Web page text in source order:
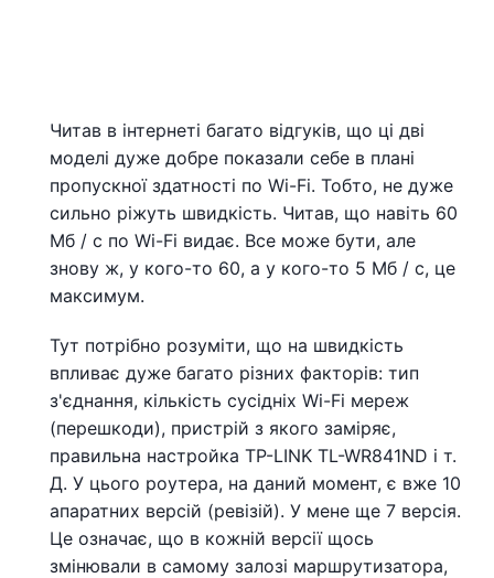
Читав в інтернеті багато відгуків, що ці дві
моделі дуже добре показали себе в плані
пропускної здатності по Wi-Fi. Тобто, не дуже
сильно ріжуть швидкість. Читав, що навіть 60
Мб / с по Wi-Fi видає. Все може бути, але
знову ж, у кого-то 60, а у кого-то 5 Мб / с, це
максимум.
Тут потрібно розуміти, що на швидкість
впливає дуже багато різних факторів: тип
з'єднання, кількість сусідніх Wi-Fi мереж
(перешкоди), пристрій з якого заміряє,
правильна настройка TP-LINK TL-WR841ND і т.
Д. У цього роутера, на даний момент, є вже 10
апаратних версій (ревізій). У мене ще 7 версія.
Це означає, що в кожній версії щось
змінювали в самому залозі маршрутизатора,